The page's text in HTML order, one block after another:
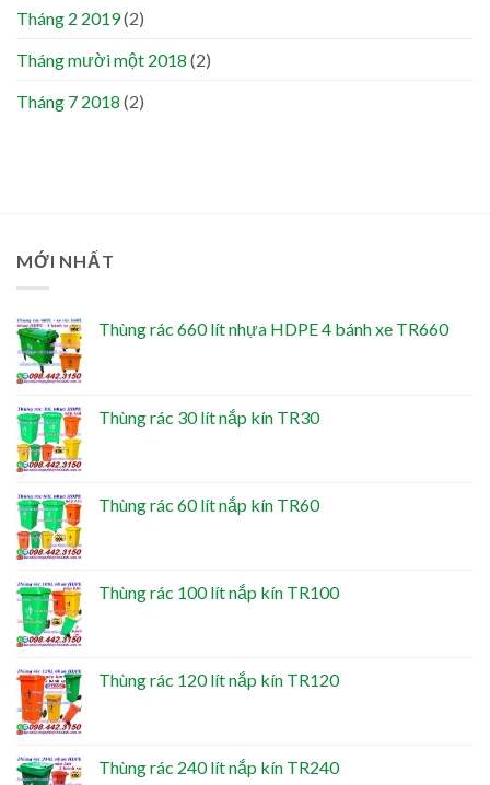
Tháng 2 2019(2)
Tháng mười một 2018 (2)
Tháng 7 2018 (2)
MỚI NHẤT
Thùng rác 660 lít nhựa HDPE 4 bánh xe TR660
Thùng rác 30 lít nắp kín TR30
Thùng rác 60 lít nắp kín TR60
Thùng rác 100 lít nắp kín TR100
Thùng rác 120 lít nắp kín TR120
Thùng rác 240 lít nắp kín TR240